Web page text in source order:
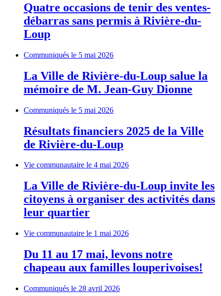
Quatre occasions de tenir des ventes-
débarras sans permis à Rivière-du-
Loup
Communiqués le 5 mai 2026
La Ville de Rivière-du-Loup salue la
mémoire de M. Jean-Guy Dionne
Communiqués le 5 mai 2026
Résultats financiers 2025 de la Ville
de Rivière-du-Loup
Vie communautaire le 4 mai 2026
La Ville de Rivière-du-Loup invite les
citoyens à organiser des activités dans
leur quartier
Vie communautaire le 1 mai 2026
Du 11 au 17 mai, levons notre
chapeau aux familles louperivoises!
Communiqués le 28 avril 2026